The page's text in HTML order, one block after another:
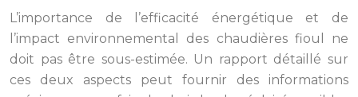
L’importance de l’efficacité énergétique et de
l’impact environnemental des chaudières fioul ne
doit pas être sous-estimée. Un rapport détaillé sur
ces deux aspects peut fournir des informations